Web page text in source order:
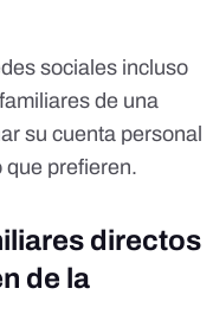
sociales incluso
de una
su cuenta personal
que prefieren.
directos
de la